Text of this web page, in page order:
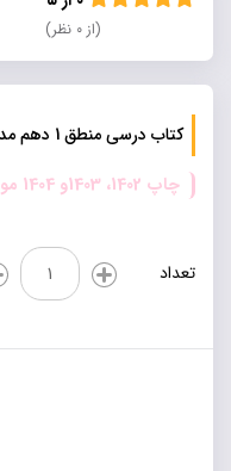
(از ۰ نظر)
کتاب درسی منطق 1 دهم مدرسه
چاپ 1402، 1403و 1404 موجود می‌‍باشد.
تعداد
کتاب
درسی
منطق
دهم